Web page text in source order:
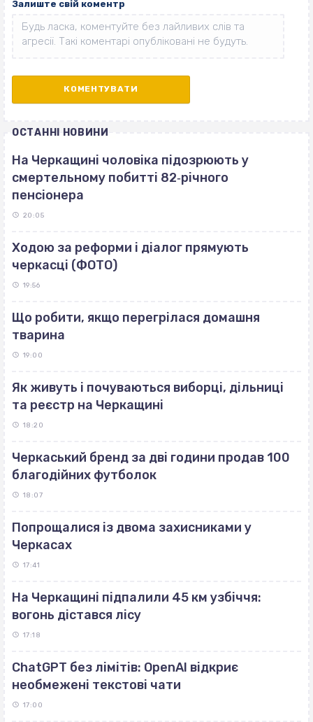
Залиште свій коментр
ОСТАННІ НОВИНИ
На Черкащині чоловіка підозрюють у
смертельному побитті 82‐річного
пенсіонера
20:05
Ходою за реформи і діалог прямують
черкасці (ФОТО)
19:56
Що робити, якщо перегрілася домашня
тварина
19:00
Як живуть і почуваються виборці, дільниці
та реєстр на Черкащині
18:20
Черкаський бренд за дві години продав 100
благодійних футболок
18:07
Попрощалися із двома захисниками у
Черкасах
17:41
На Черкащині підпалили 45 км узбіччя:
вогонь дістався лісу
17:18
ChatGPT без лімітів: OpenAI відкриє
необмежені текстові чати
17:00